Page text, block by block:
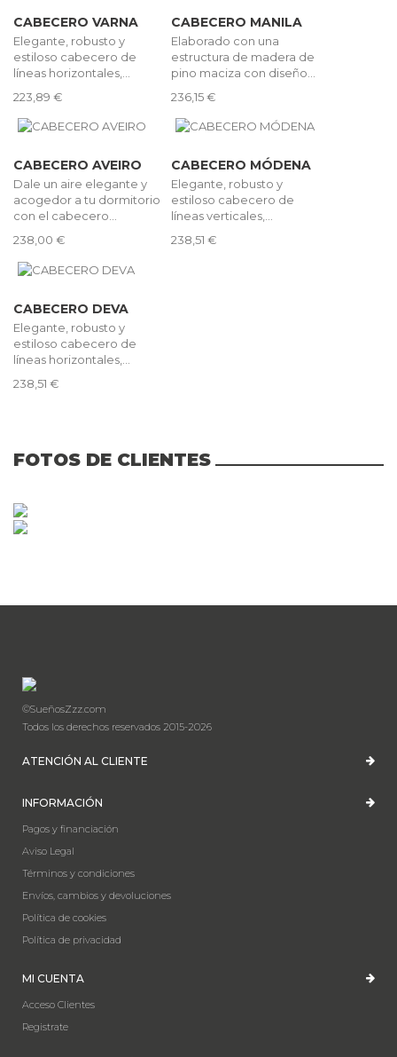
CABECERO VARNA
Elegante, robusto y
estiloso cabecero de
líneas horizontales,...
223,89 €
CABECERO MANILA
Elaborado con una
estructura de madera de
pino maciza con diseño...
236,15 €
CABECERO AVEIRO
Dale un aire elegante y
acogedor a tu dormitorio
con el cabecero...
238,00 €
CABECERO MÓDENA
Elegante, robusto y
estiloso cabecero de
líneas verticales,...
238,51 €
CABECERO DEVA
Elegante, robusto y
estiloso cabecero de
líneas horizontales,...
238,51 €
FOTOS DE CLIENTES
©SueñosZzz.com
Todos los derechos reservados 2015-2026
ATENCIÓN AL CLIENTE
INFORMACIÓN
Pagos y financiación
Aviso Legal
Términos y condiciones
Envíos, cambios y devoluciones
Política de cookies
Política de privacidad
MI CUENTA
Acceso Clientes
Registrate